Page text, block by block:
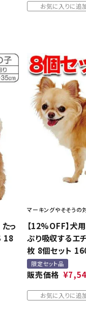
お気に入りに追
っ
18
マーキングやそそうの
【12%OFF】犬
ぷり吸収するエ
枚 8個セット
限定セット品
販売価格 ¥
お気に入りに追